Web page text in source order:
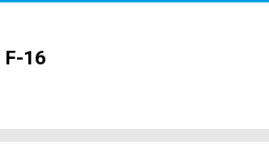
16